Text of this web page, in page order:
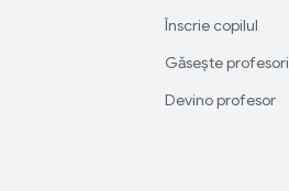
Înscrie copilul
Găsește profesori
Devino profesor